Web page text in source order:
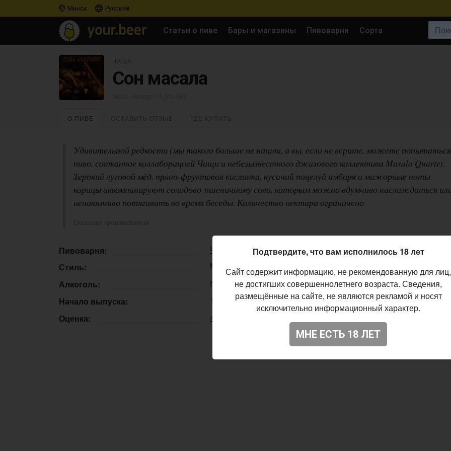
Минск Русский
Статьи о пиве Бары и магазины Пивоварни Сорта
Сон масала
О ПИВЕ
Удивительной редкости (мы такого больше не нашли, а вы, если не верите, можете
пиво, сотканное коллаборацией Чащи и небезызвестного джазового коллектива Masala Quartet.
Терпкий луговой мёд, пряно-фруктовая кислинка, кусачий поцелуй имбиря и мажорные ноты
корицы аккомпанируют солодово-пшеничному соло, которым можно вдумчиво наслаждаться
ненавязчиво потягивать во время беседы. Количество нектара ограничено
Описание производителя
Пивоварня:
Чаща
Стиль:
Mead - Braggot
Алкоголь:
5,5%
Начало выпуска:
11.08.2019
Оценка:
4.067
Подтвердите, что вам исполнилось 18 лет
Сайт содержит информацию, не рекомендованную для лиц,
не достигших совершеннолетнего возраста. Сведения,
размещённые на сайте, не являются рекламой и носят
исключительно информационный характер.
МНЕ ЕСТЬ 18 ЛЕТ